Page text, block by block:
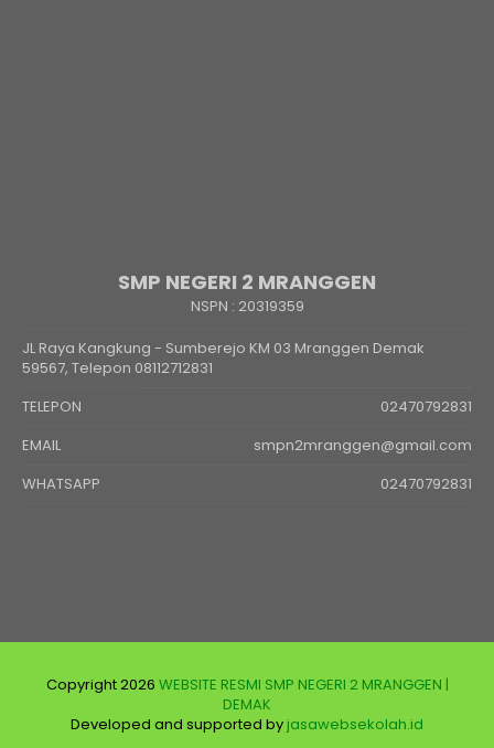
SMP NEGERI 2 MRANGGEN
NSPN : 20319359
JL Raya Kangkung - Sumberejo KM 03 Mranggen Demak
59567, Telepon 08112712831
TELEPON
02470792831
EMAIL
smpn2mranggen@gmail.com
WHATSAPP
02470792831
Copyright 2026 WEBSITE RESMI SMP NEGERI 2 MRANGGEN |
DEMAK
Developed and supported byjasawebsekolah.id